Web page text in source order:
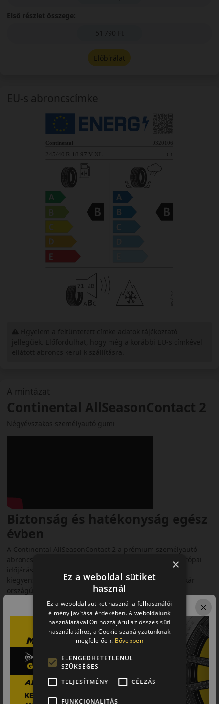
A mintázat
Continental AllSeasonContact 2
Négyévszakos személyautó gumi
Biztonság és hatékonyság egész
évben
A Continental AllSeasonContact 2 a prémium személyautó-
abroncsok új generációját képviseli. Kifejezetten az európai
időjárási viszonyokra fejlesztették, hogy egész évben
kiegyensúlyozott teljesítményt nyújtson. Akár városi, akár
országúti környezetben, megbízható választás minden
időjárási körülmény között.
Fő előnyök röviden:
• Chili Blend gumikeverék a jobb tapadásért
• 3PMSF és M+S minősítés
• Alacsony gördülési ellenállás
• Kényelmes és halk futás
Első részlet összege:
51 790 Ft
Előbírálat
EU-s abroncscímke
×
Ez a weboldal sütiket
használ
Ez a weboldal sütiket használ a felhasználói
élmény javítása érdekében. A weboldalunk
használatával Ön hozzájárul az összes süti
használatához, a Cookie szabályzatunknak
megfelelően. Bővebben
ELENGEDHETETLENÜL
SZÜKSÉGES
TELJESÍTMÉNY
CÉLZÁS
FUNKCIONALITÁS